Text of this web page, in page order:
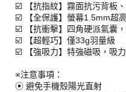
☑️ 【抗指紋】霧面抗污背板
☑️ 【全保護】螢幕1.5mm超
☑️ 【抗衝擊】四角硬派氣囊
☑️ 【超輕巧】僅33g羽量級
☑️ 【強吸力】特強磁吸，吸
※注意事項：
⦿ 避免手機殼陽光直射